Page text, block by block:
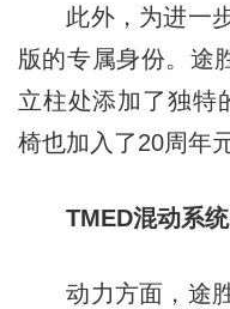
此外，为进一步
版的专属身份。途
立柱处添加了独特
椅也加入了20周年
TMED混动系统
动力方面，途胜